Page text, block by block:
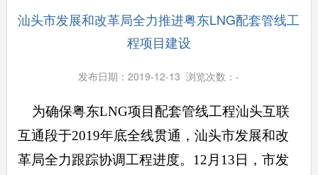
汕头市发展和改革局全力推进粤东LNG配套管线工
程项目建设
发布日期：2019-12-13 浏览次数：-
为确保粤东LNG项目配套管线工程汕头互联
互通段于2019年底全线贯通，汕头市发展和改
革局全力跟踪协调工程进度。 12 月 13日，市发